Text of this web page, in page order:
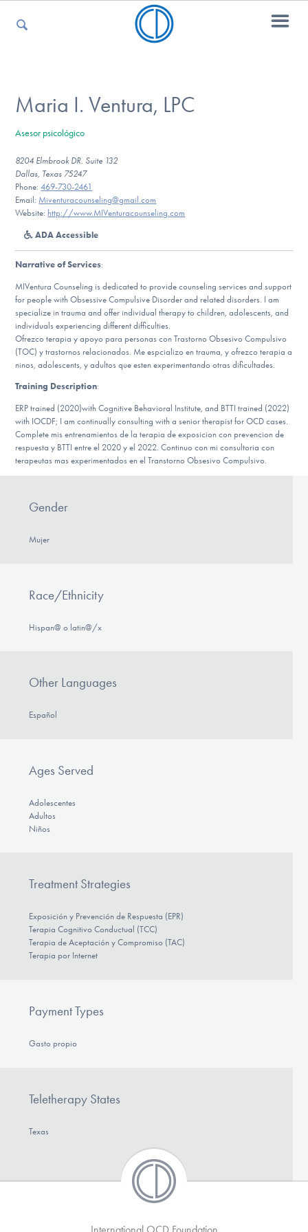
For Kids
For Professionals
For Medical Providers
Our Websites
ESPAÑOL
Find Help
Learn More
Maria I. Ventura, LPC
Asesor psicológico
8204 Elmbrook DR. Suite 132
Dallas, Texas 75247
Phone:469-730-2461
Email: Miventuracounseling@gmail.com
Website: http://www.MIVenturacounseling.com
ADA Accessible
Narrative of Services:
MIVentura Counseling is dedicated to provide counseling services and support
for people with Obsessive Compulsive Disorder and related disorders. I am
specialize in trauma and offer individual therapy to children, adolescents, and
individuals experiencing different difficulties.
Ofrezco terapia y apoyo para personas con Trastorno Obsesivo Compulsivo
(TOC) y trastornos relacionados. Me espcializo en trauma, y ofrezco terapia a
ninos, adolescents, y adultos que esten experimentando otras dificultades.
Training Description:
ERP trained (2020)with Cognitive Behavioral Institute, and BTTI trained (2022)
with IOCDF; I am continually consulting with a senior therapist for OCD cases.
Complete mis entrenamientos de la terapia de exposicion con prevencion de
respuesta y BTTI entre el 2020 y el 2022. Continuo con mi consultoria con
terapeutas mas experimentados en el Transtorno Obsesivo Compulsivo.
Gender
Mujer
Race/Ethnicity
Hispan@ o latin@/x
Other Languages
Español
Ages Served
Adolescentes
Adultos
Niños
Treatment Strategies
Exposición y Prevención de Respuesta (EPR)
Terapia Cognitivo Conductual (TCC)
Terapia de Aceptación y Compromiso (TAC)
Terapia por Internet
Payment Types
Gasto propio
Teletherapy States
Texas
International OCD Foundation